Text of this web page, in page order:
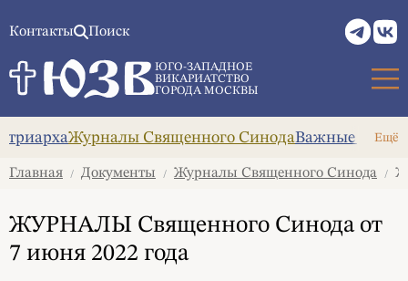
Контакты Поиск
ЮГО-ЗАПАДНОЕ
ВИКАРИАТСТВО
ГОРОДА МОСКВЫ
Ещё
Журналы Священного СинодаВажные
Главная / Документы / Журналы Священного Синода /
ЖУРНАЛЫ Священного Синода от
7 июня 2022 года